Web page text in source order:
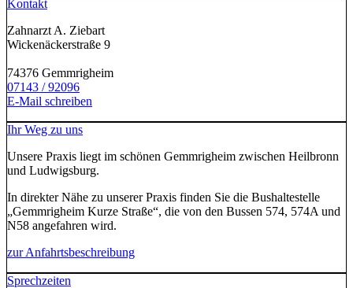
Kontakt
Zahnarzt A. Ziebart
Wickenäckerstraße 9
74376 Gemmrigheim
07143 / 92096
E-Mail schreiben
Ihr Weg zu uns
Unsere Praxis liegt im schönen Gemmrigheim zwischen Heilbronn
und Ludwigsburg.
In direkter Nähe zu unserer Praxis finden Sie die Bushaltestelle
„Gemmrigheim Kurze Straße“, die von den Bussen 574, 574A und
N58 angefahren wird.
zur Anfahrtsbeschreibung
Sprechzeiten